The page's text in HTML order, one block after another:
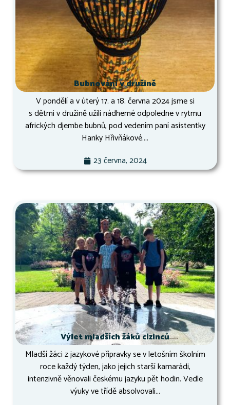
Bubnování v družině
V pondělí a v úterý 17. a 18. června 2024 jsme si
s dětmi v družině užili nádherné odpoledne v rytmu
afrických djembe bubnů, pod vedením paní asistentky
Hanky Hřivňákové....
23 června, 2024
Výlet mladších žáků cizinců
Mladší žáci z jazykové přípravky se v letošním školním
roce každý týden, jako jejich starší kamarádi,
intenzivně věnovali českému jazyku pět hodin. Vedle
výuky ve třídě absolvovali...